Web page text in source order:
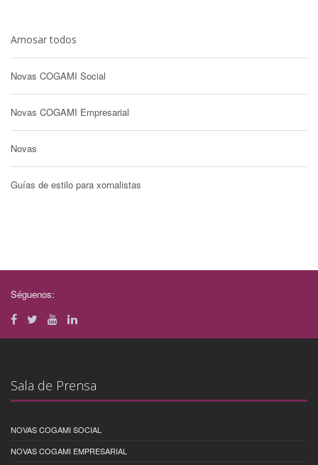
Amosar todos
Novas COGAMI Social
Novas COGAMI Empresarial
Novas
Guías de estilo para xornalistas
Séguenos:
Sala de Prensa
NOVAS COGAMI SOCIAL
NOVAS COGAMI EMPRESARIAL